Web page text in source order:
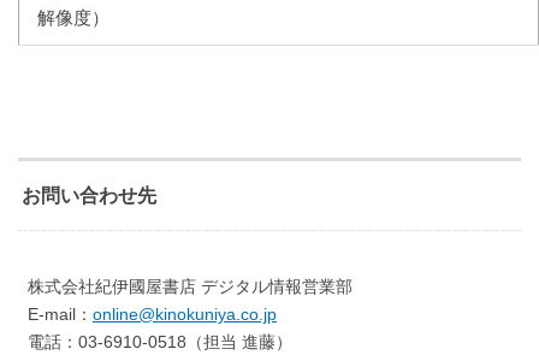
解像度）
お問い合わせ先
株式会社紀伊國屋書店 デジタル情報営業部
E-mail： online@kinokuniya.co.jp
電話：03-6910-0518（担当 進藤）